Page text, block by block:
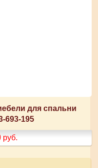
для спальни
693-195
руб.